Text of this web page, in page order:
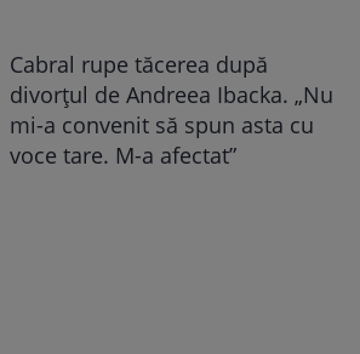
Cabral rupe tăcerea după
divorțul de Andreea Ibacka. „Nu
mi-a convenit să spun asta cu
voce tare. M-a afectat”